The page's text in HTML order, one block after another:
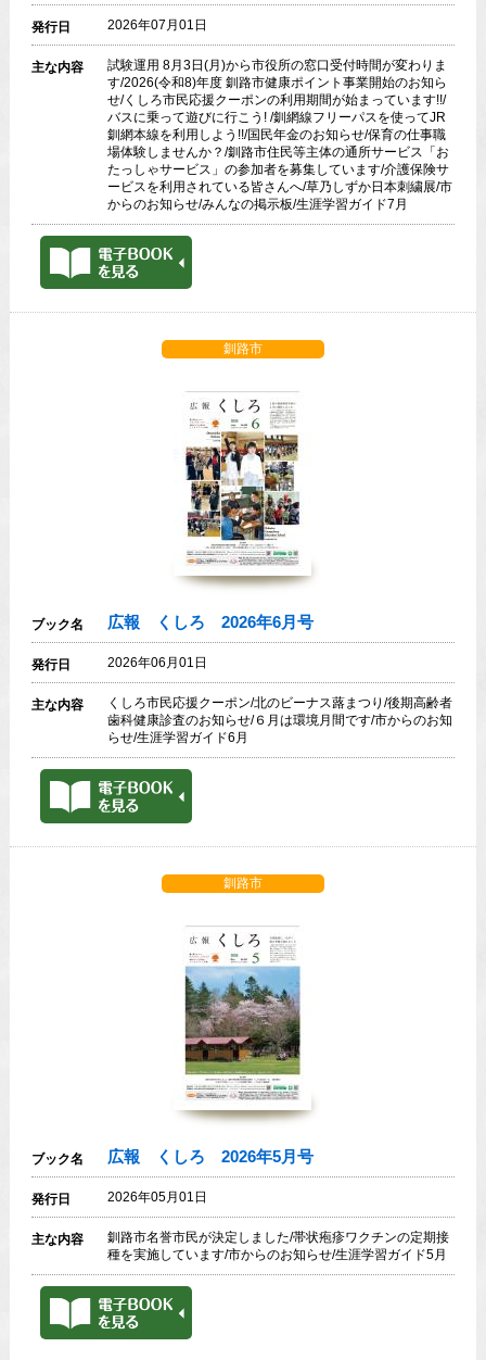
発行日 2026年07月01日
主な内容
試験運用 8月3日(月)から市役所の窓口受付時間が変わりま
す/2026(令和8)年度 釧路市健康ポイント事業開始のお知ら
せ/くしろ市民応援クーポンの利用期間が始まっています!!/
バスに乗って遊びに行こう! /釧網線フリーパスを使ってJR
釧網本線を利用しよう!!/国民年金のお知らせ/保育の仕事職
場体験しませんか？/釧路市住民等主体の通所サービス「お
たっしゃサービス」の参加者を募集しています/介護保険サ
ービスを利用されている皆さんへ/草乃しずか日本刺繍展/市
からのお知らせ/みんなの掲示板/生涯学習ガイド7月
釧路市
ブック名 広報 くしろ 2026年6月号
発行日 2026年06月01日
主な内容
くしろ市民応援クーポン/北のビーナス蕗まつり/後期高齢者
歯科健康診査のお知らせ/６月は環境月間です/市からのお知
らせ/生涯学習ガイド6月
釧路市
ブック名 広報 くしろ 2026年5月号
発行日 2026年05月01日
主な内容
釧路市名誉市民が決定しました/帯状疱疹ワクチンの定期接
種を実施しています/市からのお知らせ/生涯学習ガイド5月